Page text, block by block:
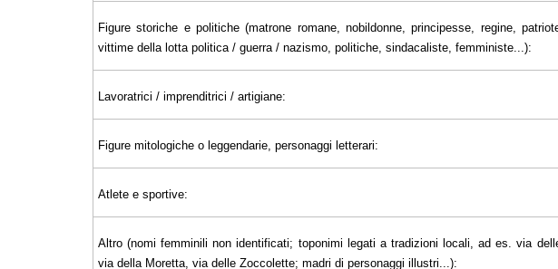
Figure storiche e politiche (matrone romane, nobildonne, principesse, regine,
vittime della lotta politica / guerra / nazismo, politiche, sindacaliste, femministe...):
Lavoratrici / imprenditrici / artigiane:
Figure mitologiche o leggendarie, personaggi letterari:
Atlete e sportive:
Altro (nomi femminili non identificati; toponimi legati a tradizioni locali, ad es. via
via della Moretta, via delle Zoccolette; madri di personaggi illustri...):